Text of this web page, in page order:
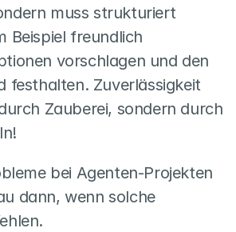
muss strukturiert
Beispiel freundlich
vorschlagen und den
festhalten. Zuverlässigkeit
Zauberei, sondern durch
bei Agenten-Projekten
dann, wenn solche